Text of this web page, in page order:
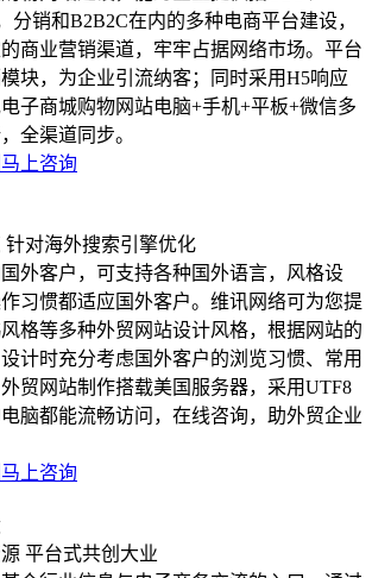
分销和B2B2C在内的多种电商平台建设，
商业营销渠道，牢牢占据网络市场。平台
块，为企业引流纳客；同时采用H5响应
子商城购物网站电脑+手机+平板+微信多
全渠道同步。
马上咨询
针对海外搜索引擎优化
外客户，可支持各种国外语言，风格设
习惯都适应国外客户。维讯网络可为您提
格等多种外贸网站设计风格，根据网站的
计时充分考虑国外客户的浏览习惯、常用
贸网站制作搭载美国服务器，采用UTF8
脑都能流畅访问，在线咨询，助外贸企业
马上咨询
平台式共创大业